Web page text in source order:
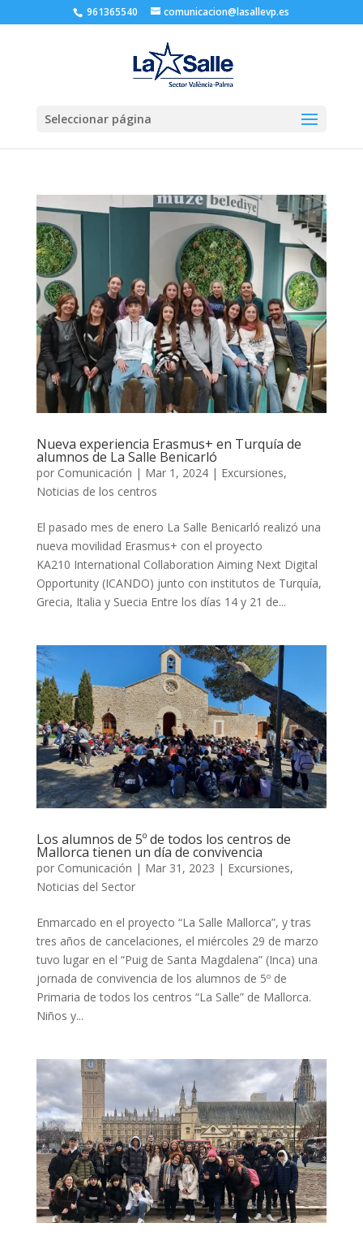
961365540 comunicacion@lasallevp.es
Seleccionar página
Nueva experiencia Erasmus+ en Turquía de
alumnos de La Salle Benicarló
por Comunicación | Mar 1, 2024| Excursiones,
Noticias de los centros
El pasado mes de enero La Salle Benicarló realizó una
nueva movilidad Erasmus+ con el proyecto
KA210 International Collaboration Aiming Next Digital
Opportunity (ICANDO) junto con institutos de Turquía,
Grecia, Italia y Suecia Entre los días 14 y 21 de...
Los alumnos de 5º de todos los centros de
Mallorca tienen un día de convivencia
por Comunicación | Mar 31, 2023 | Excursiones,
Noticias del Sector
Enmarcado en el proyecto “La Salle Mallorca”, y tras
tres años de cancelaciones, el miércoles 29 de marzo
tuvo lugar en el “Puig de Santa Magdalena” (Inca) una
jornada de convivencia de los alumnos de 5º de
Primaria de todos los centros “La Salle” de Mallorca.
Niños y...